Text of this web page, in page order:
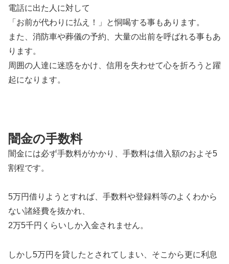
電話に出た人に対して
「お前が代わりに払え！」と恫喝する事もあります。
また、消防車や葬儀の予約、大量の出前を呼ばれる事もあ
ります。
周囲の人達に迷惑をかけ、信用を失わせて心を折ろうと躍
起になります。
闇金の手数料
闇金には必ず手数料がかかり、手数料は借入額のおよそ5
割程です。
5万円借りようとすれば、手数料や登録料等のよくわから
ない諸経費を抜かれ、
2万5千円くらいしか入金されません。
しかし5万円を貸したとされてしまい、そこから更に利息